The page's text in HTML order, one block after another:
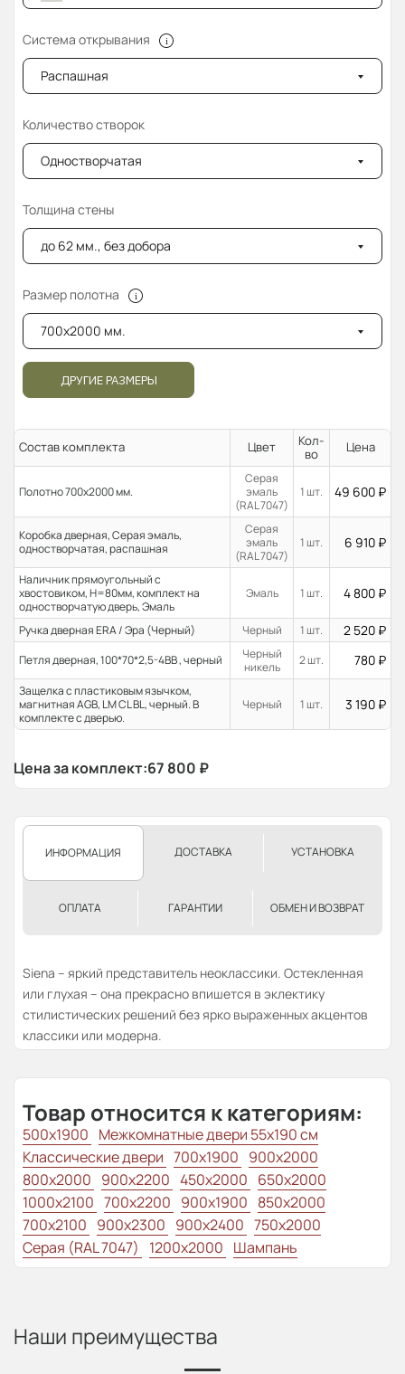
Система открывания
Распашная
Количество створок
Одностворчатая
Толщина стены
до 62 мм., без добора
Размер полотна
700x2000 мм.
ДРУГИЕ РАЗМЕРЫ
Состав комплекта Цвет
Кол-
во
Цена
Полотно 700x2000 мм.
Серая
эмаль
(RAL 7047)
1 шт. 49 600 ₽
Коробка дверная, Серая эмаль,
одностворчатая, распашная
Серая
эмаль
(RAL 7047)
1 шт. 6 910 ₽
Наличник прямоугольный с
хвостовиком, H=80мм, комплект на
одностворчатую дверь, Эмаль
Эмаль 1 шт. 4 800 ₽
Ручка дверная ERA / Эра (Черный) Черный 1 шт. 2 520 ₽
Петля дверная, 100*70*2,5-4ВВ , черный
Черный
никель
2 шт. 780 ₽
Защелка с пластиковым язычком,
магнитная AGB, LM CL BL, черный. В
комплекте с дверью.
Черный 1 шт. 3 190 ₽
Цена за комплект:67 800 ₽
ИНФОРМАЦИЯ ДОСТАВКА УСТАНОВКА
ОПЛАТА ГАРАНТИИ ОБМЕН И ВОЗВРАТ
Siena – яркий представитель неоклассики. Остекленная
или глухая – она прекрасно впишется в эклектику
стилистических решений без ярко выраженных акцентов
классики или модерна.
Товар относится к категориям:
500x1900 Межкомнатные двери 55х190 см
Классические двери 700x1900 900x2000
800x2000 900x2200 450x2000 650x2000
1000x2100 700x2200 900x1900 850x2000
700x2100 900x2300 900x2400 750x2000
Серая (RAL 7047)
1200x2000 Шампань
Наши преимущества